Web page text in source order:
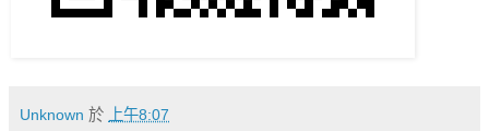
Unknown 於 上午8:07